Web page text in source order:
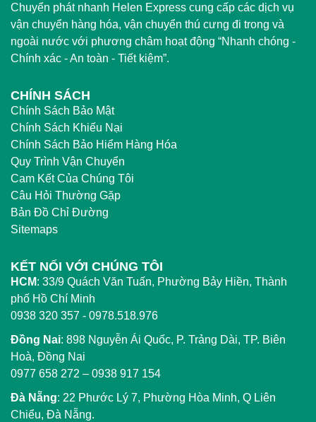
Chuyển phát nhanh Helen Express cung cấp các dịch vụ
vận chuyển hàng hóa, vận chuyển thú cưng đi trong và
ngoài nước với phương châm hoạt động “Nhanh chóng -
Chính xác - An toàn - Tiết kiệm”.
CHÍNH SÁCH
Chính Sách Bảo Mật
Chính Sách Khiếu Nại
Chính Sách Bảo Hiểm Hàng Hóa
Quy Trình Vận Chuyển
Cam Kết Của Chúng Tôi
Câu Hỏi Thường Gặp
Bản Đồ Chỉ Đường
Sitemaps
KẾT NỐI VỚI CHÚNG TÔI
HCM: 33/9 Quách Văn Tuấn, Phường Bảy Hiền, Thành
phố Hồ Chí Minh
0938 320 357 - 0978.518.976
Đồng Nai: 898 Nguyễn Ái Quốc, P. Trảng Dài, TP. Biên
Hoà, Đồng Nai
0977 658 272 – 0938 917 154
Đà Nẵng: 22 Phước Lý 7, Phường Hòa Minh, Q Liên
Chiểu, Đà Nẵng.